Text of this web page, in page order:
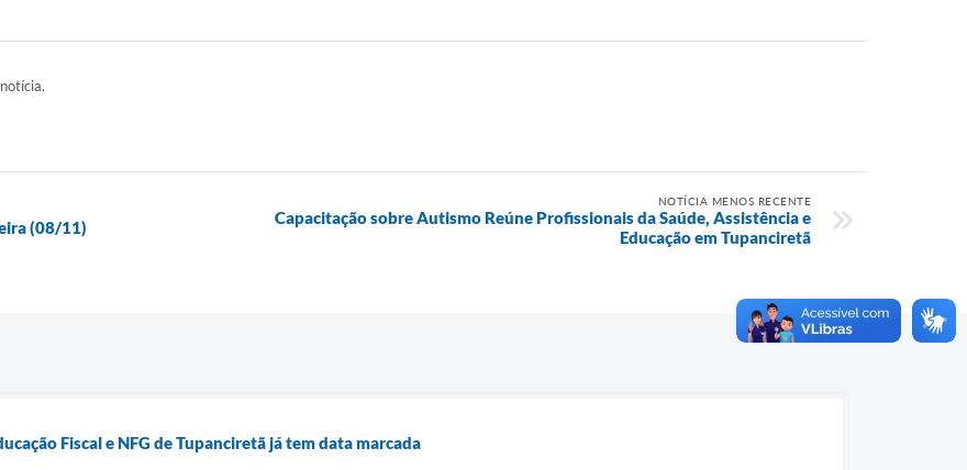
(08/11)
NOTÍCIA MENOS RECENTE
Capacitação sobre Autismo Reúne Profissionais da Saúde, Assistência e
Educação em Tupanciretã
Fiscal e NFG de Tupanciretã já tem data marcada